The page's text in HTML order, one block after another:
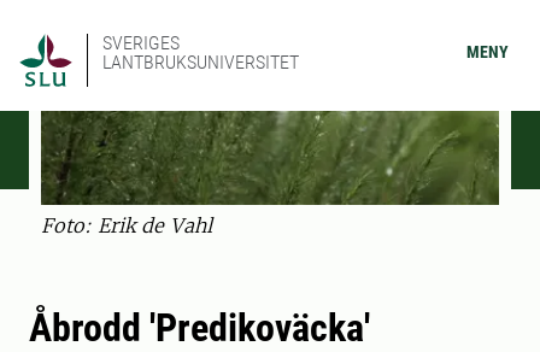
SVERIGES
LANTBRUKSUNIVERSITET
MENY
Foto: Erik de Vahl
Åbrodd 'Predikoväcka'